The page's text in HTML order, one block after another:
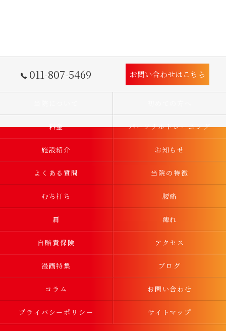
011-807-5469 お問い合わせはこちら
料金 パーソナルトレーニング
施設紹介 お知らせ
よくある質問 当院の特徴
むち打ち 腰痛
肩 痺れ
自賠責保険 アクセス
漫画特集 ブログ
コラム お問い合わせ
プライバシーポリシー サイトマップ